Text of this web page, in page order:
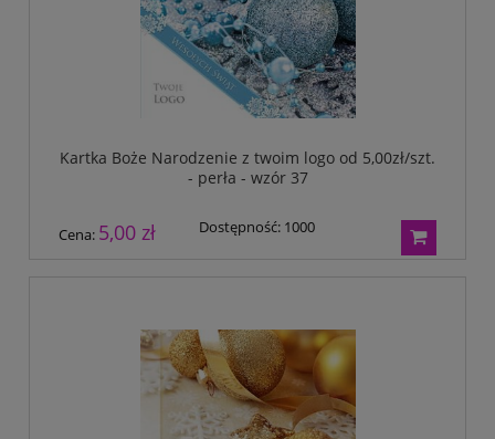
Kartka Boże Narodzenie z twoim logo od 5,00zł/szt.
- perła - wzór 37
Cena: 5,00 zł Dostępność: 1000